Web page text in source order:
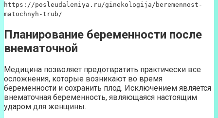
https://posleudaleniya.ru/ginekologija/beremennost-
matochnyh-trub/
Планирование беременности после
внематочной
Медицина позволяет предотвратить практически все
осложнения, которые возникают во время
беременности и сохранить плод. Исключением является
внематочная беременность, являющаяся настоящим
ударом для женщины.